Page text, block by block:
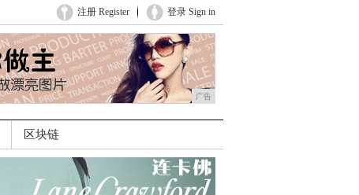
登录 Sign in
注册 Register
广告
区块链